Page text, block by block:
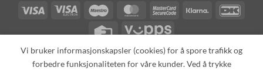
Visa
Visa
Maestro MasterCardMasterCardKlarna
Credit
Vipps
TILBAKEKALLINGER KONTAKT OSS
OM OSS
Vi bruker informasjonskapsler (cookies) for å spore trafikk og
forbedre funksjonaliteten for våre kunder. Ved å trykke